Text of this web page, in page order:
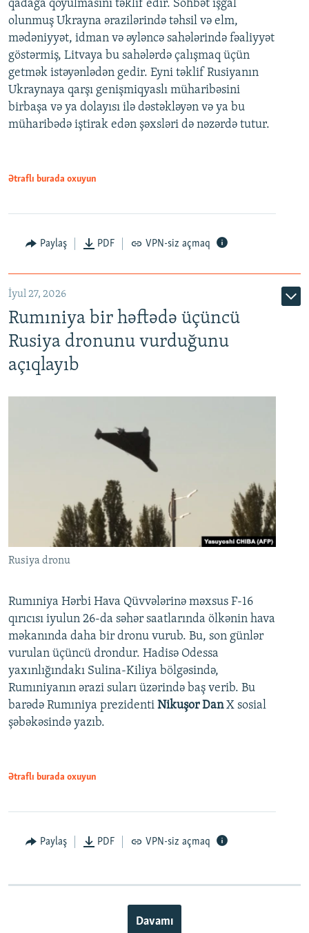
qadağa qoyulmasını təklif edir. Söhbət işğal
olunmuş Ukrayna ərazilərində təhsil və elm,
mədəniyyət, idman və əyləncə sahələrində fəaliyyət
göstərmiş, Litvaya bu sahələrdə çalışmaq üçün
getmək istəyənlədən gedir. Eyni təklif Rusiyanın
Ukraynaya qarşı genişmiqyaslı müharibəsini
birbaşa və ya dolayısı ilə dəstəkləyən və ya bu
müharibədə iştirak edən şəxsləri də nəzərdə tutur.
Ətraflı burada oxuyun
Paylaş PDF VPN-siz açmaq
İyul 27, 2026
Rumıniya bir həftədə üçüncü
Rusiya dronunu vurduğunu
açıqlayıb
Rusiya dronu
Rumıniya Hərbi Hava Qüvvələrinə məxsus F-16
qırıcısı iyulun 26-da səhər saatlarında ölkənin hava
məkanında daha bir dronu vurub. Bu, son günlər
vurulan üçüncü drondur. Hadisə Odessa
yaxınlığındakı Sulina-Kiliya bölgəsində,
Rumıniyanın ərazi suları üzərində baş verib. Bu
barədə Rumıniya prezidenti Nikuşor DanX sosial
şəbəkəsində yazıb.
Ətraflı burada oxuyun
Paylaş PDF VPN-siz açmaq
Davamı